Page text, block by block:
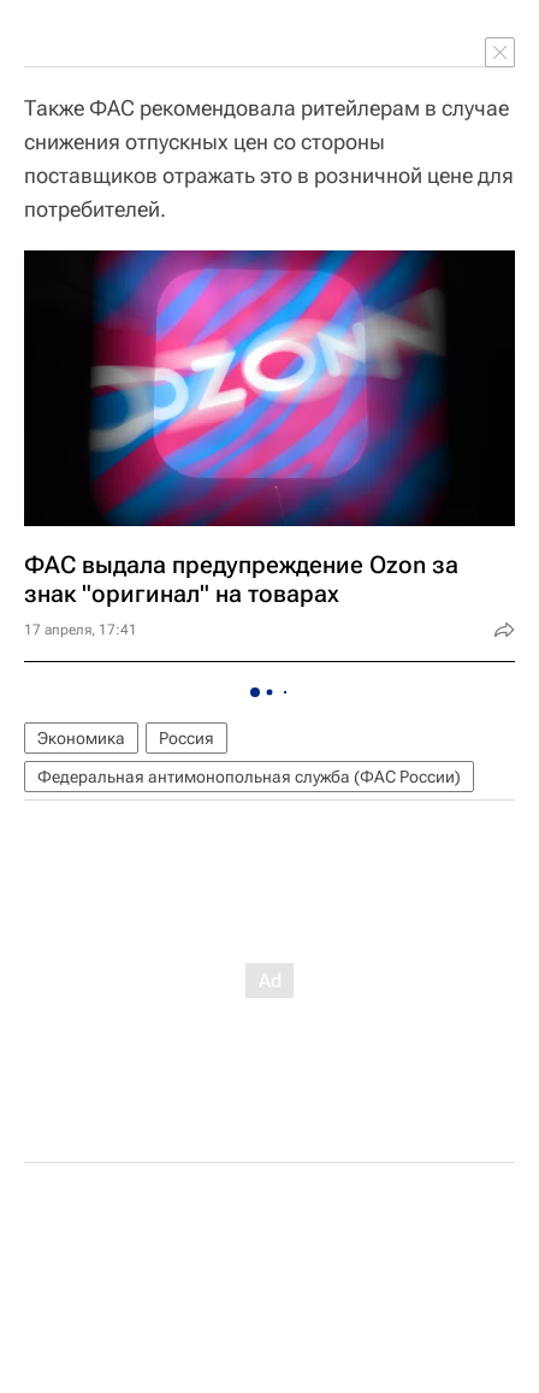
Также ФАС рекомендовала ритейлерам в случае
снижения отпускных цен со стороны
поставщиков отражать это в розничной цене для
потребителей.
ФАС выдала предупреждение Ozon за
знак "оригинал" на товарах
17 апреля, 17:41
Экономика
Россия
Федеральная антимонопольная служба (ФАС России)